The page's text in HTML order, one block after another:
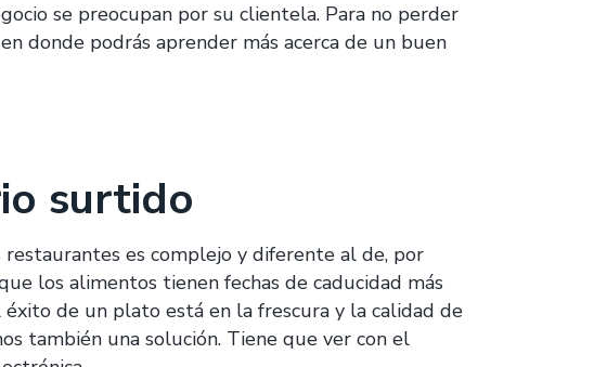
se preocupan por su clientela. Para no perder
donde podrás aprender más acerca de un buen
surtido
es complejo y diferente al de, por
los alimentos tienen fechas de caducidad más
de un plato está en la frescura y la calidad de
también una solución. Tiene que ver con el